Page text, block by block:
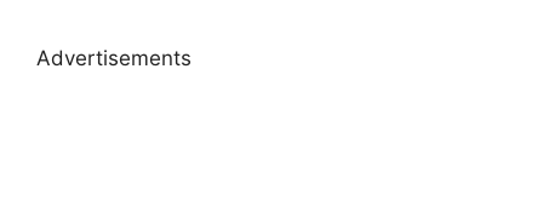
Advertisements